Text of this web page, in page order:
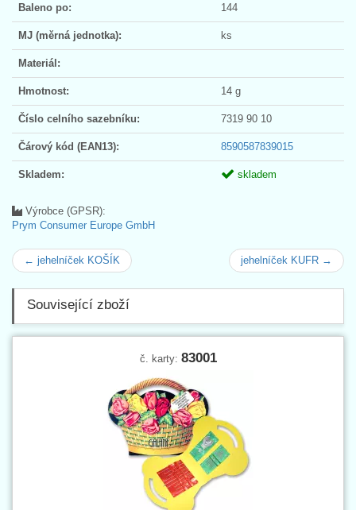
Baleno po: 144
MJ (měrná jednotka): ks
Materiál:
Hmotnost: 14 g
Číslo celního sazebníku: 7319 90 10
Čárový kód (EAN13): 8590587839015
Skladem: skladem
Výrobce (GPSR):
Prym Consumer Europe GmbH
← jehelníček KOŠÍK jehelníček KUFR →
Související zboží
č. karty: 83001